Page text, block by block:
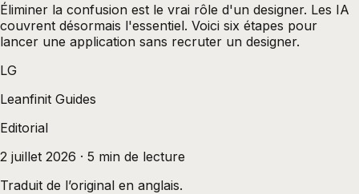
Éliminer la confusion est le vrai rôle d'un designer. Les IA
couvrent désormais l'essentiel. Voici six étapes pour
lancer une application sans recruter un designer.
LG
Leanfinit Guides
Editorial
2 juillet 2026 · 5 min de lecture
Traduit de l’original en anglais.